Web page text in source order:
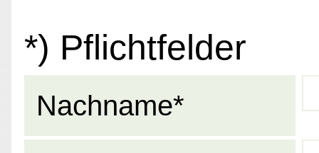
*) Pflichtfelder
Nachname*